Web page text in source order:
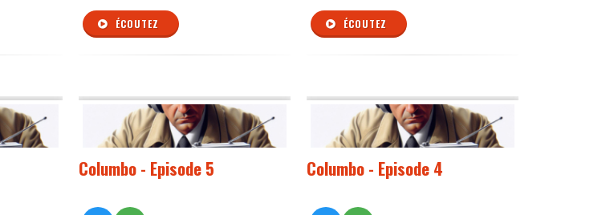
ÉCOUTEZ ÉCOUTEZ
Columbo - Episode 5 Columbo - Episode 4